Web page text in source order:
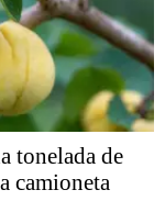
tonelada de
camioneta